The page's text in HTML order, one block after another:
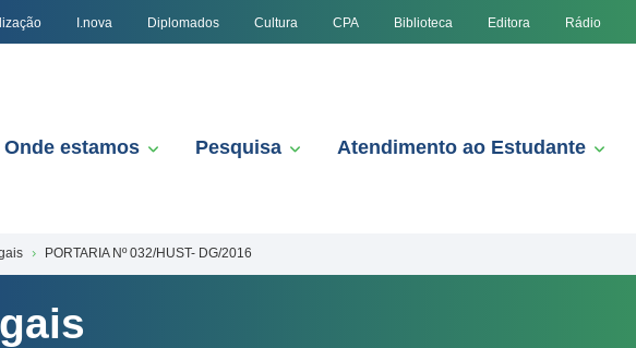
I.nova Diplomados Cultura CPA Biblioteca Editora Rádio
Onde estamos Pesquisa Atendimento ao Estudante
PORTARIA Nº 032/HUST- DG/2016